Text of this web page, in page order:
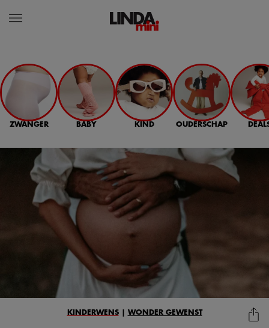
ZWANGER BABY KIND OUDERSCHAP
KINDERWENS| WONDER GEWENST